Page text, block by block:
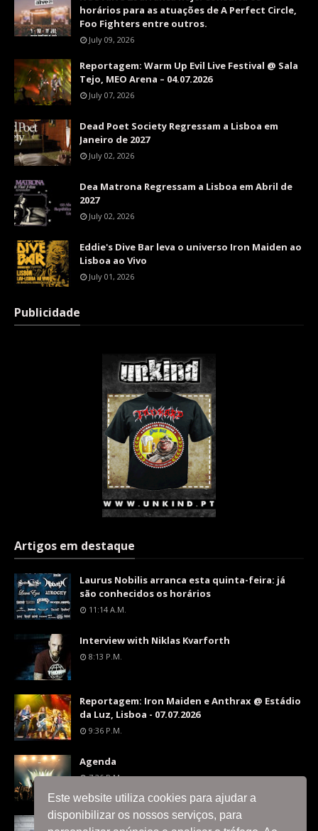
Este website utiliza cookies para ajudar a
disponibilizar os nossos serviços, para
horários para as atuações de A Perfect Circle,
Foo Fighters entre outros.
July 09, 2026
Reportagem: Warm Up Evil Live Festival @ Sala
Tejo, MEO Arena – 04.07.2026
July 07, 2026
Dead Poet Society Regressam a Lisboa em
Janeiro de 2027
July 02, 2026
Dea Matrona Regressam a Lisboa em Abril de
2027
July 02, 2026
Eddie's Dive Bar leva o universo Iron Maiden ao
Lisboa ao Vivo
July 01, 2026
Publicidade
Artigos em destaque
Laurus Nobilis arranca esta quinta-feira: já
são conhecidos os horários
11:14 A.m.
Interview with Niklas Kvarforth
8:13 P.m.
Reportagem: Iron Maiden e Anthrax @ Estádio
da Luz, Lisboa - 07.07.2026
9:36 P.m.
Agenda
7:26 P.m.
Interview with Silent Skies